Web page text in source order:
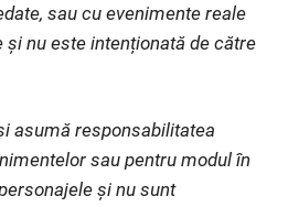
sau cu evenimente reale
nu este intenționată de către
asumă responsabilitatea
sau pentru modul în
și nu sunt